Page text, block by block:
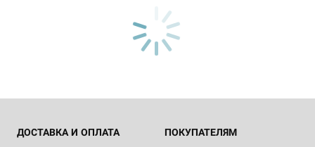
ДОСТАВКА И ОПЛАТА ПОКУПАТЕЛЯМ